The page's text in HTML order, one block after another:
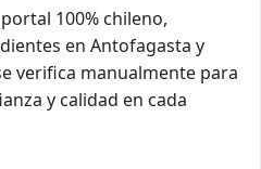
100% chileno,
en Antofagasta y
verifica manualmente para
y calidad en cada